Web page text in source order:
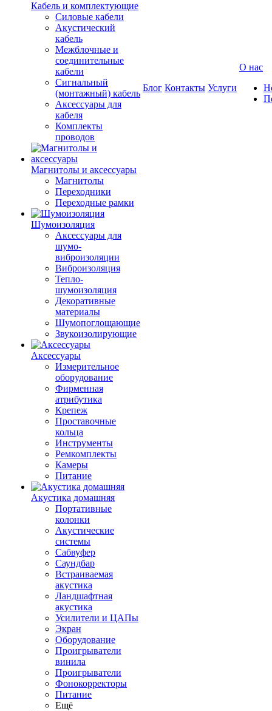
Кабель и комплектующие
Силовые кабели
Акустический
кабель
Межблочные и
соединительные
кабели
Сигнальный
(монтажный) кабель
Аксессуары для
кабеля
Комплекты
проводов
Магнитолы и аксессуары
Магнитолы
Переходники
Переходные рамки
Шумоизоляция
Аксессуары для
шумо-
виброизоляции
Виброизоляция
Тепло-
шумоизоляция
Декоративные
материалы
Шумопоглощающие
Звукоизолирующие
Аксессуары
Измерительное
оборудование
Фирменная
атрибутика
Крепеж
Проставочные
кольца
Инструменты
Ремкомплекты
Камеры
Питание
Акустика домашняя
Портативные
колонки
Акустические
системы
Сабвуфер
Саундбар
Встраиваемая
акустика
Ландшафтная
акустика
Усилители и ЦАПы
Экран
Оборудование
Проигрыватели
винила
Проигрыватели
Фонокорректоры
Питание
Ещё
Блог Контакты Услуги
О нас